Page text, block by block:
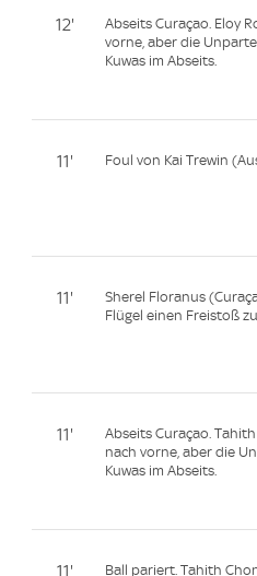
12'
Abseits Curaçao. Eloy
vorne, aber die
Kuwas im Abseits.
11' Foul von Kai Trewin
11'
Sherel Floranus
Flügel einen Freistoß
11'
Abseits Curaçao.
nach vorne, aber die
Kuwas im Abseits.
11'
Ball pariert. Tahith